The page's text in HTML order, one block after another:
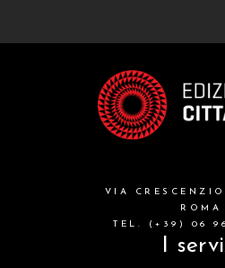
VIA
ROMA
TEL. (+39) 06
I